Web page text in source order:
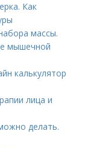
Как
массы.
мышечной
калькулятор
лица и
делать.